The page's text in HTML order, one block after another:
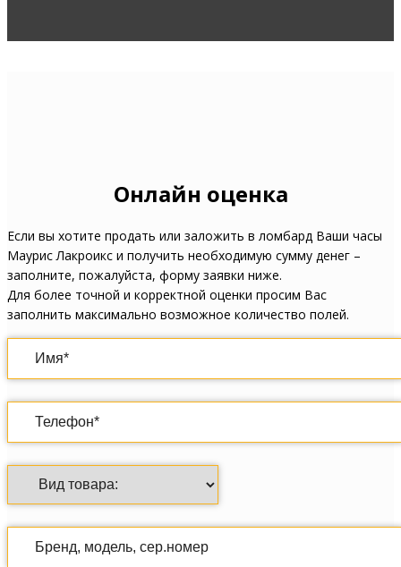
Онлайн оценка
Если вы хотите продать или заложить в ломбард Ваши часы
Маурис Лакроикс и получить необходимую сумму денег –
заполните, пожалуйста, форму заявки ниже.
Для более точной и корректной оценки просим Вас
заполнить максимально возможное количество полей.